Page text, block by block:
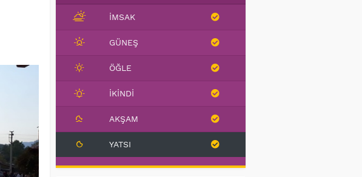
İMSAK
GÜNEŞ
ÖĞLE
İKINDI
AKŞAM
YATSI